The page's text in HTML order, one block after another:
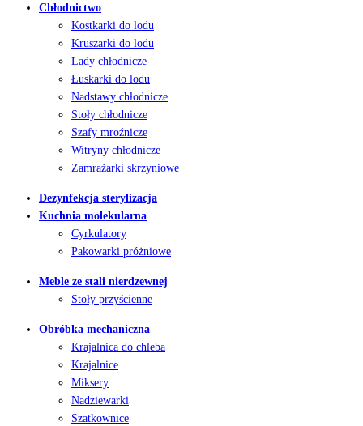
Chłodnictwo
Kostkarki do lodu
Kruszarki do lodu
Lady chłodnicze
Łuskarki do lodu
Nadstawy chłodnicze
Stoły chłodnicze
Szafy mroźnicze
Witryny chłodnicze
Zamrażarki skrzyniowe
Dezynfekcja sterylizacja
Kuchnia molekularna
Cyrkulatory
Pakowarki próżniowe
Meble ze stali nierdzewnej
Stoły przyścienne
Obróbka mechaniczna
Krajalnica do chleba
Krajalnice
Miksery
Nadziewarki
Szatkownice